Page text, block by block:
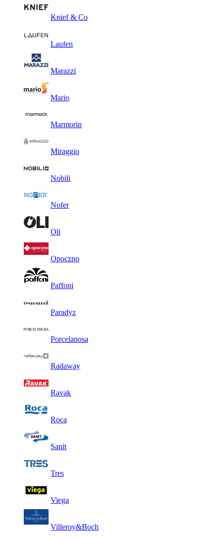
Knief & Co
Laufen
Marazzi
Mario
Marmorin
Miraggio
Nobili
Nofer
Oli
Opoczno
Paffoni
Paradyz
Porcelanosa
Radaway
Ravak
Roca
Sanit
Tres
Viega
Villeroy&Boch